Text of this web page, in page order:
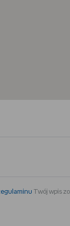
Twój wpis